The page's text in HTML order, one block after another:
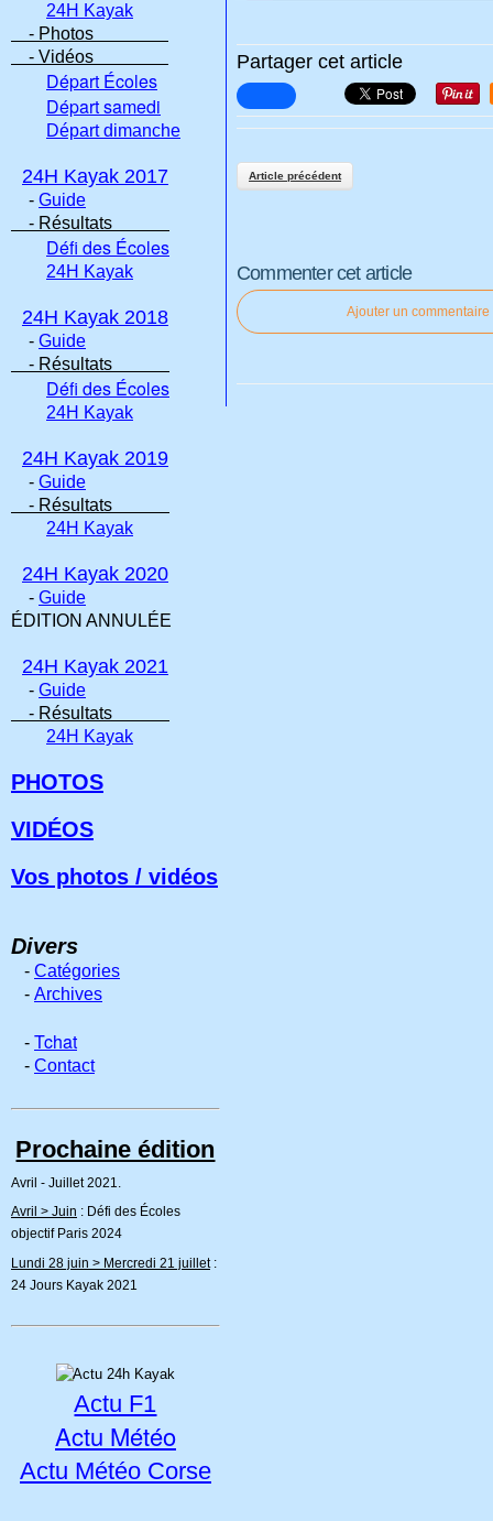
Partager cet article
Article précédent
Commenter cet article
Ajouter un commentaire
24H Kayak
- Photos
- Vidéos
Départ Écoles
Départ samedi
Départ dimanche
24H Kayak 2017
- Guide
- Résultats
Défi des Écoles
24H Kayak
24H Kayak 2018
- Guide
- Résultats
Défi des Écoles
24H Kayak
24H Kayak 2019
- Guide
- Résultats
24H Kayak
24H Kayak 2020
- Guide
ÉDITION ANNULÉE
24H Kayak 2021
- Guide
- Résultats
24H Kayak
PHOTOS
VIDÉOS
Vos photos / vidéos
Divers
- Catégories
- Archives
- Tchat
- Contact
Prochaine édition
Avril - Juillet 2021.
Avril > Juin : Défi des Écoles
objectif Paris 2024
Lundi 28 juin > Mercredi 21 juillet:
24 Jours Kayak 2021
Actu F1
Actu Météo
Actu Météo Corse